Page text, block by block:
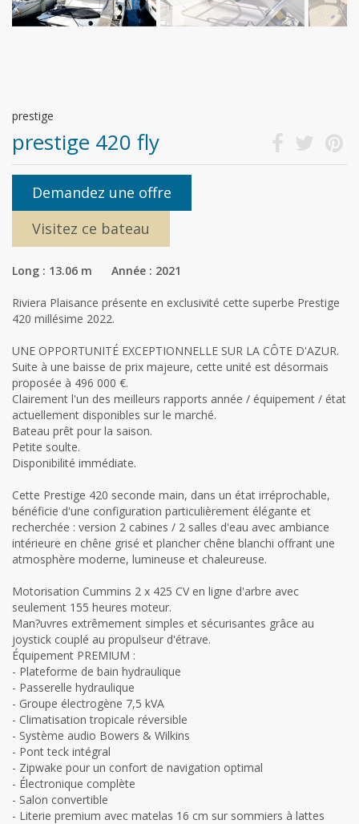
prestige
prestige 420 fly
Demandez une offre
Visitez ce bateau
Long : 13.06 m Année : 2021
Riviera Plaisance présente en exclusivité cette superbe Prestige
420 millésime 2022.
UNE OPPORTUNITÉ EXCEPTIONNELLE SUR LA CÔTE D'AZUR.
Suite à une baisse de prix majeure, cette unité est désormais
proposée à 496 000 €.
Clairement l'un des meilleurs rapports année / équipement / état
actuellement disponibles sur le marché.
Bateau prêt pour la saison.
Petite soulte.
Disponibilité immédiate.
Cette Prestige 420 seconde main, dans un état irréprochable,
bénéficie d'une configuration particulièrement élégante et
recherchée : version 2 cabines / 2 salles d'eau avec ambiance
intérieure en chêne grisé et plancher chêne blanchi offrant une
atmosphère moderne, lumineuse et chaleureuse.
Motorisation Cummins 2 x 425 CV en ligne d'arbre avec
seulement 155 heures moteur.
Man?uvres extrêmement simples et sécurisantes grâce au
joystick couplé au propulseur d'étrave.
Équipement PREMIUM :
- Plateforme de bain hydraulique
- Passerelle hydraulique
- Groupe électrogène 7,5 kVA
- Climatisation tropicale réversible
- Système audio Bowers & Wilkins
- Pont teck intégral
- Zipwake pour un confort de navigation optimal
- Électronique complète
- Salon convertible
- Literie premium avec matelas 16 cm sur sommiers à lattes